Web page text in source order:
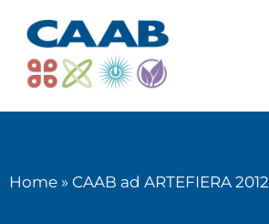
Home » CAAB ad ARTEFIERA 2012